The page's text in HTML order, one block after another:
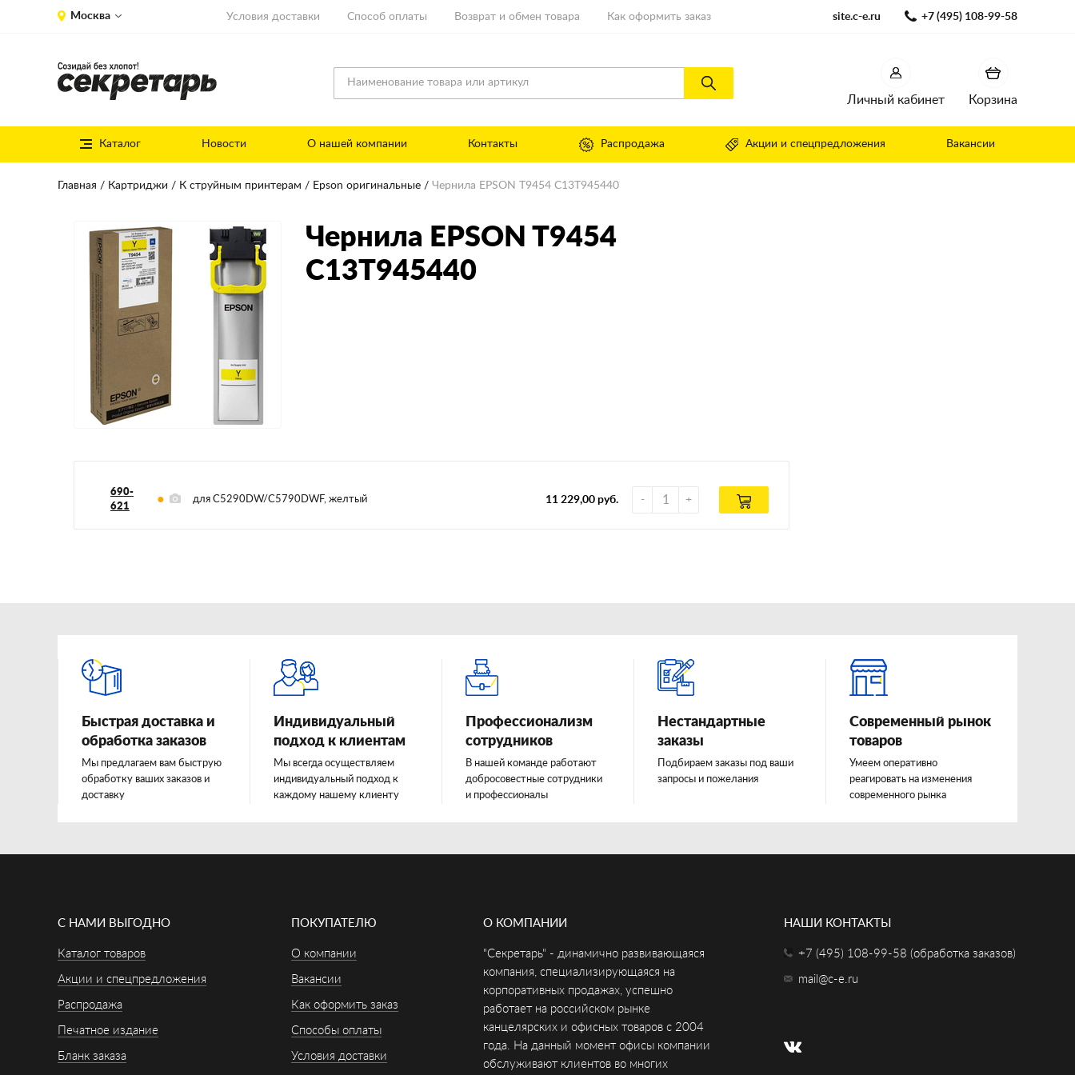
Москва Условия доставки Способ оплаты Возврат и обмен товара Как оформить заказ site.c-e.ru +7 (495) 108-99-58
Личный кабинет Корзина
Каталог Новости О нашей компании Контакты Распродажа Акции и спецпредложения Вакансии
Главная Картриджи К струйным принтерам Epson оригинальные Чернила EPSON T9454 C13T945440
Чернила EPSON T9454
C13T945440
690-
621
для C5290DW/C5790DWF, желтый 11 229,00 руб.
Быстрая доставка и
обработка заказов
Мы предлагаем вам быструю
обработку ваших заказов и
доставку
Индивидуальный
подход к клиентам
Мы всегда осуществляем
индивидуальный подход к
каждому нашему клиенту
Профессионализм
сотрудников
В нашей команде работают
добросовестные сотрудники
и профессионалы
Нестандартные
заказы
Подбираем заказы под ваши
запросы и пожелания
Современный рынок
товаров
Умеем оперативно
реагировать на изменения
современного рынка
С НАМИ ВЫГОДНО
Каталог товаров
Акции и спецпредложения
Распродажа
Печатное издание
Бланк заказа
ПОКУПАТЕЛЮ
О компании
Вакансии
Как оформить заказ
Способы оплаты
Условия доставки
О КОМПАНИИ
"Секретарь" - динамично развивающаяся
компания, специализирующаяся на
корпоративных продажах, успешно
работает на российском рынке
канцелярских и офисных товаров с 2004
года. На данный момент офисы компании
обслуживают клиентов во многих
НАШИ КОНТАКТЫ
+7 (495) 108-99-58 (обработка заказов)
mail@c-e.ru